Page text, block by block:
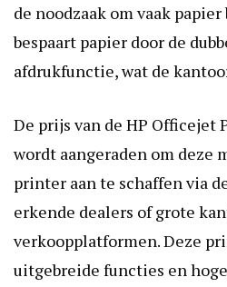
de noodzaak om vaak
bespaart papier door de
afdrukfunctie, wat de
De prijs van de HP Officejet
wordt aangeraden om
printer aan te schaffen via
erkende dealers of grote
verkoopplatformen. Deze
uitgebreide functies en